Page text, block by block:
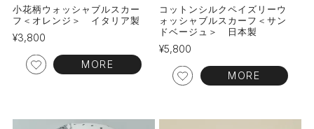
小花柄ウォッシャブルスカー
フ＜オレンジ＞ イタリア製
¥3,800
MORE
コットンシルクペイズリーウ
ォッシャブルスカーフ＜サン
ドベージュ＞ 日本製
¥5,800
MORE